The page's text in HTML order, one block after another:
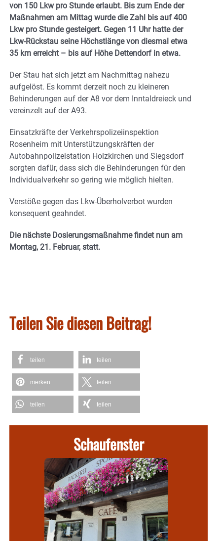
von 150 Lkw pro Stunde erlaubt. Bis zum Ende der
Maßnahmen am Mittag wurde die Zahl bis auf 400
Lkw pro Stunde gesteigert. Gegen 11 Uhr hatte der
Lkw-Rückstau seine Höchstlänge von diesmal etwa
35 km erreicht – bis auf Höhe Dettendorf in etwa.
Der Stau hat sich jetzt am Nachmittag nahezu
aufgelöst. Es kommt derzeit noch zu kleineren
Behinderungen auf der A8 vor dem Inntaldreieck und
vereinzelt auf der A93.
Einsatzkräfte der Verkehrspolizeiinspektion
Rosenheim mit Unterstützungskräften der
Autobahnpolizeistation Holzkirchen und Siegsdorf
sorgten dafür, dass sich die Behinderungen für den
Individualverkehr so gering wie möglich hielten.
Verstöße gegen das Lkw-Überholverbot wurden
konsequent geahndet.
Die nächste Dosierungsmaßnahme findet nun am
Montag, 21. Februar, statt.
Teilen Sie diesen Beitrag!
teilen teilen
merken teilen
teilen teilen
Schaufenster